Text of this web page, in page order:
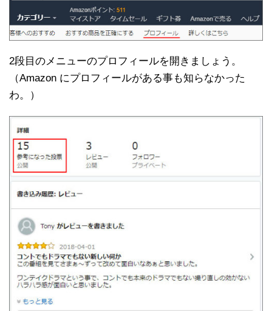
2段目のメニューのプロフィールを開きましょう。
（Amazon にプロフィールがある事も知らなかった
わ。）